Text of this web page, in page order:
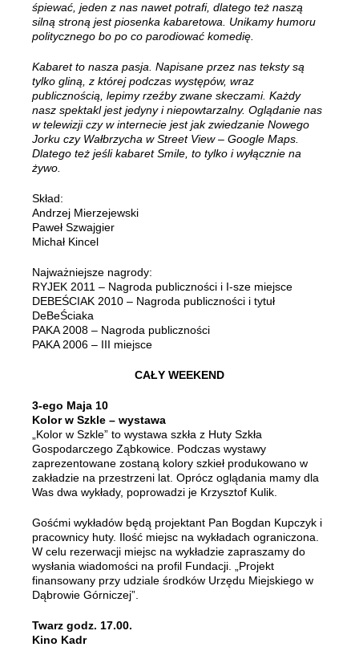
śpiewać, jeden z nas nawet potrafi, dlatego też naszą
silną stroną jest piosenka kabaretowa. Unikamy humoru
politycznego bo po co parodiować komedię.
Kabaret to nasza pasja. Napisane przez nas teksty są
tylko gliną, z której podczas występów, wraz
publicznością, lepimy rzeźby zwane skeczami. Każdy
nasz spektakl jest jedyny i niepowtarzalny. Oglądanie nas
w telewizji czy w internecie jest jak zwiedzanie Nowego
Jorku czy Wałbrzycha w Street View – Google Maps.
Dlatego też jeśli kabaret Smile, to tylko i wyłącznie na
żywo.
Skład:
Andrzej Mierzejewski
Paweł Szwajgier
Michał Kincel
Najważniejsze nagrody:
RYJEK 2011 – Nagroda publiczności i I-sze miejsce
DEBEŚCIAK 2010 – Nagroda publiczności i tytuł
DeBeŚciaka
PAKA 2008 – Nagroda publiczności
PAKA 2006 – III miejsce
CAŁY WEEKEND
3-ego Maja 10
Kolor w Szkle – wystawa
„Kolor w Szkle” to wystawa szkła z Huty Szkła
Gospodarczego Ząbkowice. Podczas wystawy
zaprezentowane zostaną kolory szkieł produkowano w
zakładzie na przestrzeni lat. Oprócz oglądania mamy dla
Was dwa wykłady, poprowadzi je Krzysztof Kulik.
Gośćmi wykładów będą projektant Pan Bogdan Kupczyk i
pracownicy huty. Ilość miejsc na wykładach ograniczona.
W celu rezerwacji miejsc na wykładzie zapraszamy do
wysłania wiadomości na profil Fundacji. „Projekt
finansowany przy udziale środków Urzędu Miejskiego w
Dąbrowie Górniczej”.
Twarz godz. 17.00.
Kino Kadr